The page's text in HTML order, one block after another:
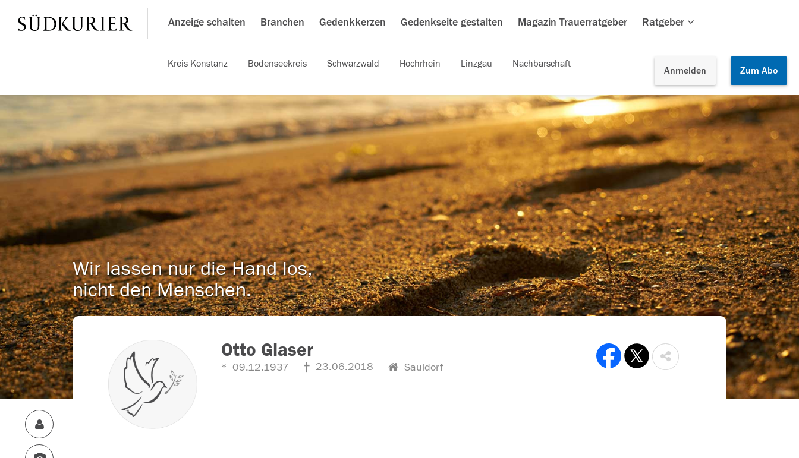
Anzeige schalten Branchen Gedenkkerzen Gedenkseite gestalten Magazin Trauerratgeber Ratgeber
Anmelden Zum Abo
Kreis Konstanz Bodenseekreis Schwarzwald Hochrhein Linzgau Nachbarschaft
Wir lassen nur die Hand los,
nicht den Menschen.
Otto Glaser
09.12.1937 23.06.2018 Sauldorf